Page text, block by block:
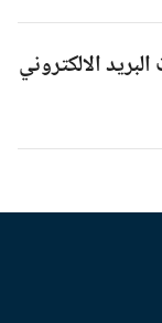
الالكتروني